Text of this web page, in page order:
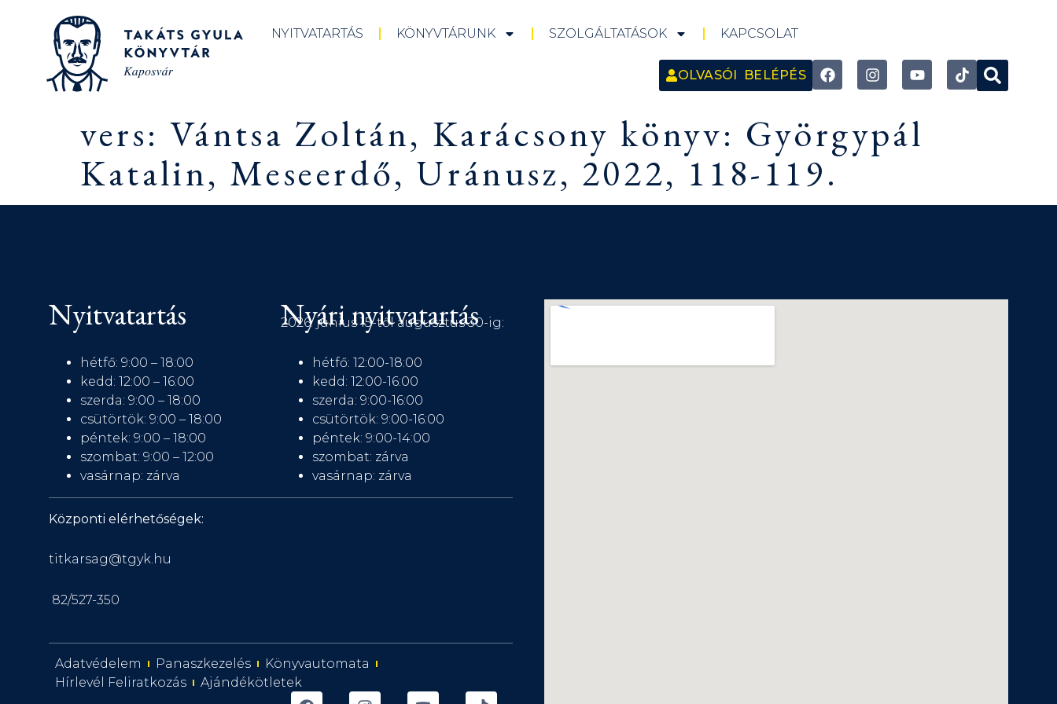
NYITVATARTÁS KÖNYVTÁRUNK SZOLGÁLTATÁSOK KAPCSOLAT
OLVASÓI BELÉPÉS
vers: Vántsa Zoltán, Karácsony könyv: Györgypál
Katalin, Meseerdő, Uránusz, 2022, 118-119.
Nyitvatartás
hétfő: 9:00 – 18:00
kedd: 12:00 – 16:00
szerda: 9:00 – 18:00
csütörtök: 9:00 – 18:00
péntek: 9:00 – 18:00
szombat: 9:00 – 12:00
vasárnap: zárva
Nyári nyitvatartás
2026. június 15-től augusztus 30-ig:
hétfő: 12:00-18:00
kedd: 12:00-16:00
szerda: 9:00-16:00
csütörtök: 9:00-16:00
péntek: 9:00-14:00
szombat: zárva
vasárnap: zárva
Központi elérhetőségek:
titkarsag@tgyk.hu
82/527-350
Adatvédelem Panaszkezelés
Könyvautomata
Hírlevél Feliratkozás
Ajándékötletek